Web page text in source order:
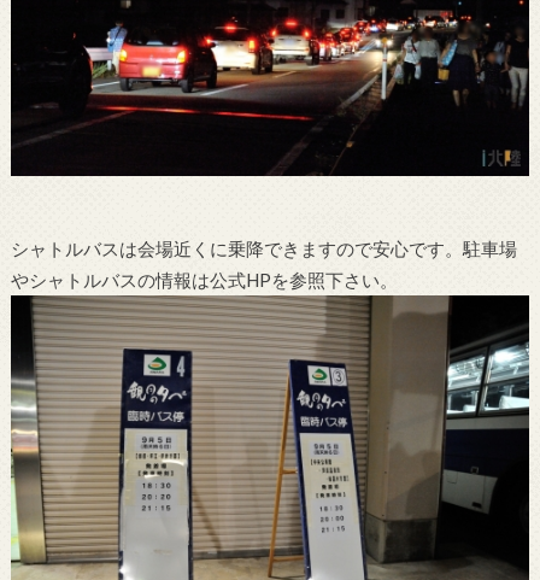
シャトルバスは会場近くに乗降できますので安心です。駐車場
やシャトルバスの情報は公式HPを参照下さい。